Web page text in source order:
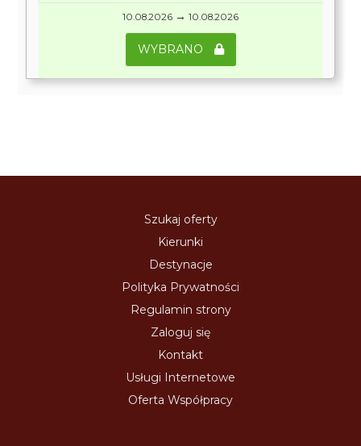
10.08.2026 → 10.08.2026
WYBRANO
Szukaj oferty
Kierunki
Destynacje
Polityka Prywatności
Regulamin strony
Zaloguj się
Kontakt
Usługi Internetowe
Oferta Współpracy